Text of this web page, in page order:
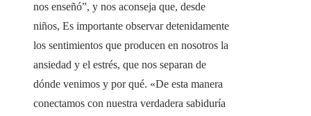
nos enseñó”, y nos aconseja que, desde
niños, Es importante observar detenidamente
los sentimientos que producen en nosotros la
ansiedad y el estrés, que nos separan de
dónde venimos y por qué. «De esta manera
conectamos con nuestra verdadera sabiduría